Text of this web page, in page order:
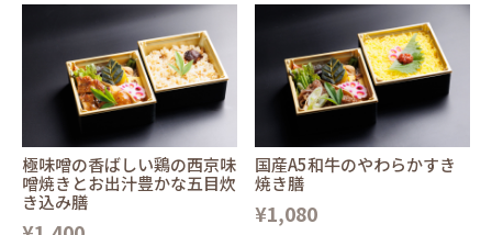
極味噌の香ばしい鶏の西京味
噌焼きとお出汁豊かな五目炊
き込み膳
国産A5和牛のやわらかすき
焼き膳
¥1,080